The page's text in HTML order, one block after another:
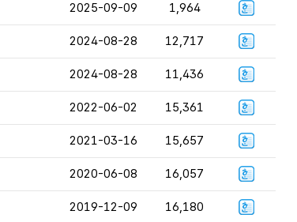
2025-09-09 1,964
2024-08-28 12,717
2024-08-28 11,436
2022-06-02 15,361
2021-03-16 15,657
2020-06-08 16,057
2019-12-09 16,180